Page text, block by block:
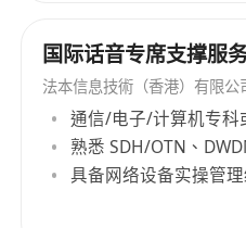
国际话音专席支撑服
法本信息技術（香港）有限公
通信/电子/计算机专科
熟悉 SDH/OTN、
具备网络设备实操管